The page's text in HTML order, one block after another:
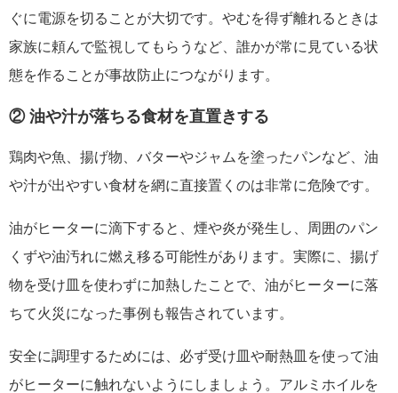
ぐに電源を切ることが大切です。やむを得ず離れるときは
家族に頼んで監視してもらうなど、誰かが常に見ている状
態を作ることが事故防止につながります。
② 油や汁が落ちる食材を直置きする
鶏肉や魚、揚げ物、バターやジャムを塗ったパンなど、油
や汁が出やすい食材を網に直接置くのは非常に危険です。
油がヒーターに滴下すると、煙や炎が発生し、周囲のパン
くずや油汚れに燃え移る可能性があります。実際に、揚げ
物を受け皿を使わずに加熱したことで、油がヒーターに落
ちて火災になった事例も報告されています。
安全に調理するためには、必ず受け皿や耐熱皿を使って油
がヒーターに触れないようにしましょう。アルミホイルを